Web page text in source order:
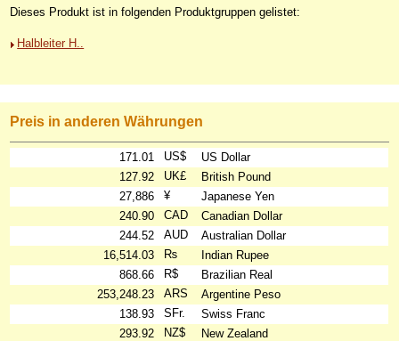
Dieses Produkt ist in folgenden Produktgruppen gelistet:
Halbleiter H..
Preis in anderen Währungen
171.01 US$
US Dollar
127.92
UK£
British Pound
27,886
¥
Japanese Yen
240.90
CAD
Canadian Dollar
244.52
AUD
Australian Dollar
16,514.03
₨
Indian Rupee
868.66
R$
Brazilian Real
253,248.23
ARS
Argentine Peso
138.93
SFr.
Swiss Franc
293.92
NZ$
New Zealand